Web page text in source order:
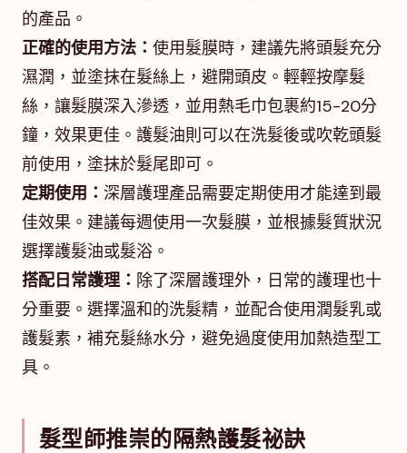
的產品。
正確的使用方法： 使用髮膜時，建議先將頭髮充分
濕潤，並塗抹在髮絲上，避開頭皮。輕輕按摩髮
絲，讓髮膜深入滲透，並用熱毛巾包裹約15-20分
鐘，效果更佳。護髮油則可以在洗髮後或吹乾頭髮
前使用，塗抹於髮尾即可。
定期使用： 深層護理產品需要定期使用才能達到最
佳效果。建議每週使用一次髮膜，並根據髮質狀況
選擇護髮油或髮浴。
搭配日常護理： 除了深層護理外，日常的護理也十
分重要。選擇溫和的洗髮精，並配合使用潤髮乳或
護髮素，補充髮絲水分，避免過度使用加熱造型工
具。
髮型師推崇的隔熱護髮祕訣